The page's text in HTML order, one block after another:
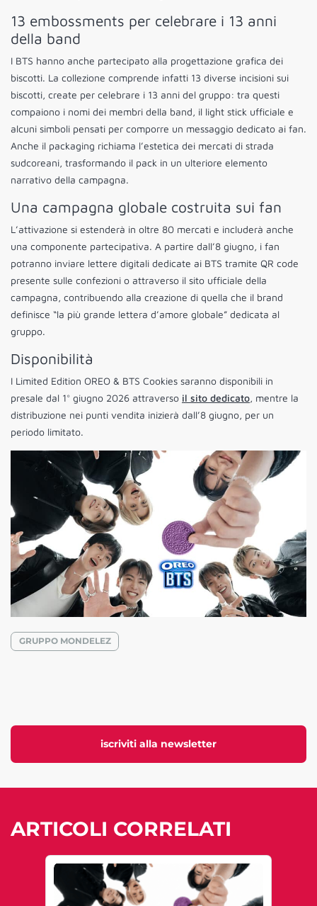
iscriviti alla newsletter
13 embossments per celebrare i 13 anni
della band
I BTS hanno anche partecipato alla progettazione grafica dei
biscotti. La collezione comprende infatti 13 diverse incisioni sui
biscotti, create per celebrare i 13 anni del gruppo: tra questi
compaiono i nomi dei membri della band, il light stick ufficiale e
alcuni simboli pensati per comporre un messaggio dedicato ai fan.
Anche il packaging richiama l’estetica dei mercati di strada
sudcoreani, trasformando il pack in un ulteriore elemento
narrativo della campagna.
Una campagna globale costruita sui fan
L’attivazione si estenderà in oltre 80 mercati e includerà anche
una componente partecipativa. A partire dall’8 giugno, i fan
potranno inviare lettere digitali dedicate ai BTS tramite QR code
presente sulle confezioni o attraverso il sito ufficiale della
campagna, contribuendo alla creazione di quella che il brand
definisce “la più grande lettera d’amore globale” dedicata al
gruppo.
Disponibilità
I Limited Edition OREO & BTS Cookies saranno disponibili in
presale dal 1° giugno 2026 attraverso il sito dedicato, mentre la
distribuzione nei punti vendita inizierà dall’8 giugno, per un
periodo limitato.
GRUPPO MONDELEZ
ARTICOLI CORRELATI